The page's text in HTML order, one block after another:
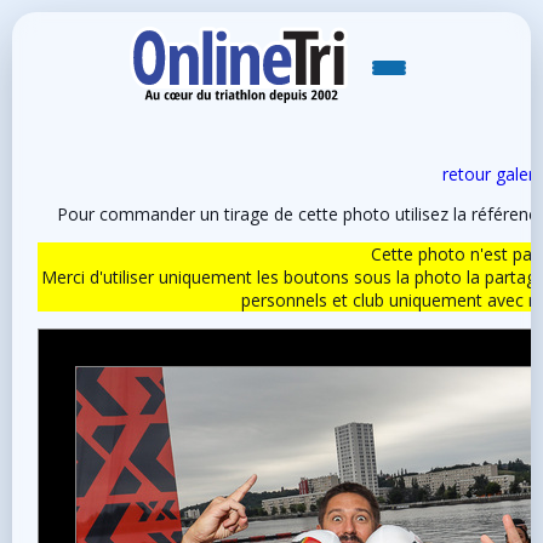
retour
Pour commander un tirage de cette photo utilisez la
Cette photo n'est
Merci d'utiliser uniquement les boutons sous la photo la
personnels et club uniquement avec